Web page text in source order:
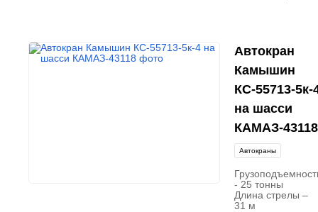
Автокран
Камышин
КС-55713-5к-
на шасси
КАМАЗ-43118
Автокраны
- 25 тонны
Длина стрелы –
31 м